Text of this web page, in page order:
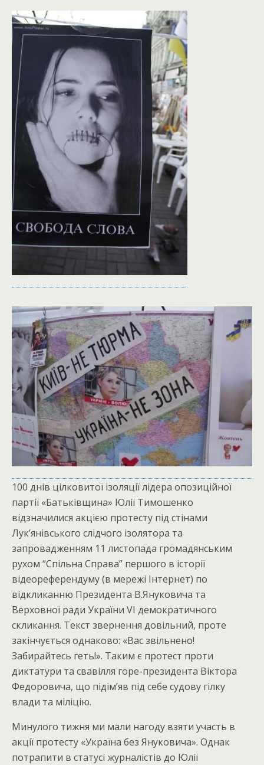
100 днів цілковитої ізоляції лідера опозиційної
партії «Батьківщина» Юлії Тимошенко
відзначилися акцією протесту під стінами
Лук’янівського слідчого ізолятора та
запровадженням 11 листопада громадянським
рухом “Спільна Справа” першого в історії
відеореферендуму (в мережі Інтернет) по
відкликанню Президента В.Януковича та
Верховної ради України VI демократичного
скликання. Текст звернення довільний, проте
закінчується однаково: «Вас звільнено!
Забирайтесь геть!». Таким є протест проти
диктатури та свавілля горе-президента Віктора
Федоровича, що підім’яв під себе судову гілку
влади та міліцію.
Минулого тижня ми мали нагоду взяти участь в
акції протесту «Україна без Януковича». Однак
потрапити в статусі журналістів до Юлії